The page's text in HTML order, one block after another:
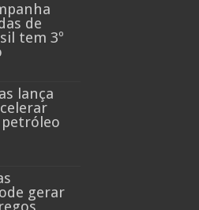
de
tem 3º
lança
gerar